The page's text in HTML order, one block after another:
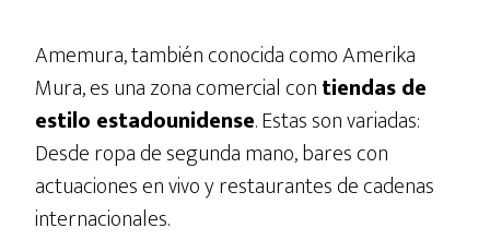
Amemura, también conocida como Amerika
Mura, es una zona comercial contiendas de
estilo estadounidense. Estas son variadas:
Desde ropa de segunda mano, bares con
actuaciones en vivo y restaurantes de cadenas
internacionales.